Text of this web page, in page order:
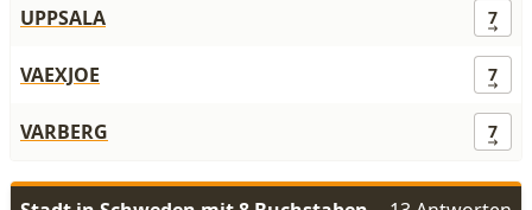
UPPSALA 7
VAEXJOE 7
VARBERG 7